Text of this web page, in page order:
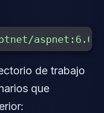
aspnet:6.0
de trabajo
que